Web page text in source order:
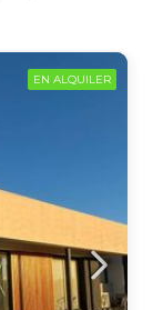
EN ALQUILER